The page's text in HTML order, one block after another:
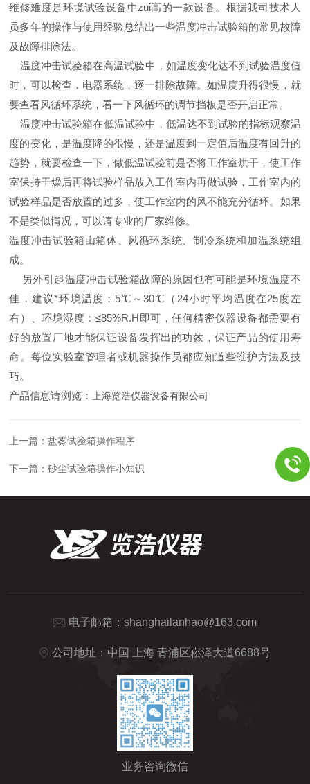
维修难度是环境试验设备中zui高的一款设备。根据我司技术人
员多年的操作与使用经验总结出一些温度冲击试验箱的常见故障
及故障排除法。
温度冲击试验箱在高温试验中，如温度变化达不到试验温度值
时，可以检查．电器系统，逐一排除故障。如温度升得很慢，就
要查看风循环系统，看一下风循环的调节挡板是否开启正常。
温度冲击试验箱在低温试验中，低温达不到试验的指标观察温
度的变化，是温度降的很慢，还是温度到一定值后温度有回升的
趋势，就要检查一下，做低温试验前是否将工作室烘干，使工作
室保持干燥后再将试验样品放入工作室内再做试验，工作室内的
试验样品是否放置的过多，使工作室内的风不能充分循环。如果
不是类似情况，可以请专业的厂家维修。
温度冲击试验箱由箱体、风循环系统、制冷系统和加温系统组
成。
另外引起温度冲击试验箱故障的原因也有可能是环境温度不
佳，建议*环境温度：5℃～ 30℃（24小时平均温度在25度左
右）、环境湿度：≤85%R.H即可，任何精密仪器设备都需要有
好的放置厂地才能保证设备发挥出的功效 ，保证产品的使用寿
命。 每位实验室管理者或机器操作员都应知道些维护方法及技
巧。
产品信息请浏览：
上海览浩仪器设备有限公司
上一篇：盐雾试验箱操作程序
下一篇：砂尘试验箱操作小知识
电子邮箱： shanghailanhao@163.com
公司地址：中国 上海 青浦区崧泽大道6688号
业务咨询微信